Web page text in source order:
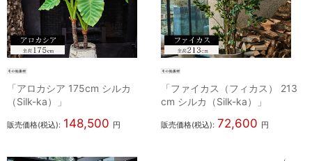
「アロカシア 175cm シルカ
（Silk-ka）」
販売価格(税込): 148,500 円
「ファイカス（フィカス） 213
cm シルカ（Silk-ka）」
販売価格(税込): 72,600 円